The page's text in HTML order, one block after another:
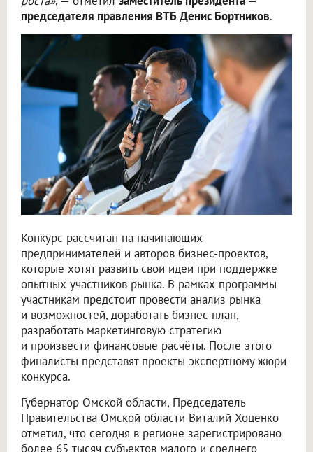
председателя правления ВТБ Денис Бортников.
Конкурс рассчитан на начинающих
предпринимателей и авторов бизнес-проектов,
которые хотят развить свои идеи при поддержке
опытных участников рынка. В рамках программы
участникам предстоит провести анализ рынка
и возможностей, доработать бизнес-план,
разработать маркетинговую стратегию
и произвести финансовые расчёты. После этого
финалисты представят проекты экспертному жюри
конкурса.
Губернатор Омской области, Председатель
Правительства Омской области Виталий Хоценко
отметил, что сегодня в регионе зарегистрировано
более 65 тысяч субъектов малого и среднего